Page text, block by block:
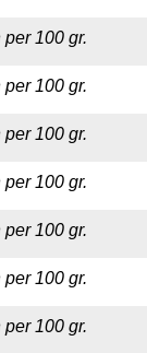
100 gr.
100 gr.
100 gr.
100 gr.
100 gr.
100 gr.
100 gr.